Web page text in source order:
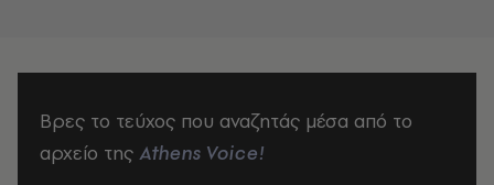
Βρες το τεύχος που αναζητάς μέσα από το
αρχείο της Athens Voice!